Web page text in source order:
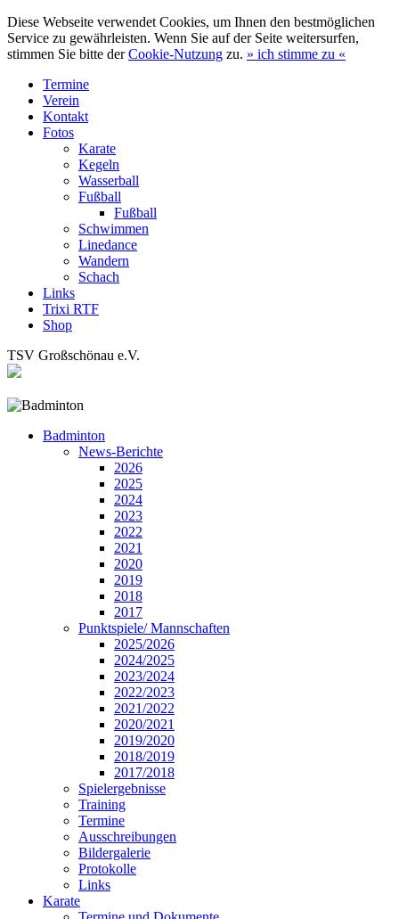
Diese Webseite verwendet Cookies, um Ihnen den bestmöglichen
Service zu gewährleisten. Wenn Sie auf der Seite weitersurfen,
stimmen Sie bitte derCookie-Nutzung zu. » ich stimme zu «
Termine
Verein
Kontakt
Fotos
Karate
Kegeln
Wasserball
Fußball
Fußball
Schwimmen
Linedance
Wandern
Schach
Links
Trixi RTF
Shop
TSV Großschönau e.V.
Badminton
News-Berichte
2026
2025
2024
2023
2022
2021
2020
2019
2018
2017
Punktspiele/ Mannschaften
2025/2026
2024/2025
2023/2024
2022/2023
2021/2022
2020/2021
2019/2020
2018/2019
2017/2018
Spielergebnisse
Training
Termine
Ausschreibungen
Bildergalerie
Protokolle
Links
Karate